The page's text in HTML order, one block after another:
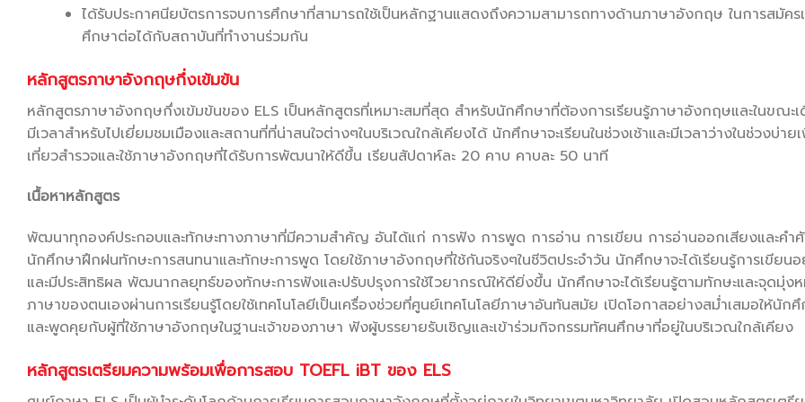
ได้รับประกาศนียบัตรการจบการศึกษาที่สามารถใช้เป็นหลักฐานแสดงถึงความสามารถทางด้านภาษาอังกฤษ ในการสมัคร
ศึกษาต่อได้กับสถาบันที่ทำงานร่วมกัน
หลักสูตรภาษาอังกฤษกึ่งเข้มข้น
หลักสูตรภาษาอังกฤษกึ่งเข้มข้นของ ELS เป็นหลักสูตรที่เหมาะสมที่สุด สำหรับนักศึกษาที่ต้องการเรียนรู้ภาษาอังกฤษและในขณะ
มีเวลาสำหรับไปเยี่ยมชมเมืองและสถานที่ที่น่าสนใจต่างๆในบริเวณใกล้เคียงได้ นักศึกษาจะเรียนในช่วงเช้าและมีเวลาว่างในช่วงบ่าย
เที่ยวสำรวจและใช้ภาษาอังกฤษที่ได้รับการพัฒนาให้ดีขึ้น เรียนสัปดาห์ละ 20 คาบ คาบละ 50 นาที
เนื้อหาหลักสูตร
พัฒนาทุกองค์ประกอบและทักษะทางภาษาที่มีความสำคัญ อันได้แก่ การฟัง การพูด การอ่าน การเขียน การอ่านออกเสียงและคำ
นักศึกษาฝึกฝนทักษะการสนทนาและทักษะการพูด โดยใช้ภาษาอังกฤษที่ใช้กันจริงๆในชีวิตประจำวัน นักศึกษาจะได้เรียนรู้การเขียน
และมีประสิทธิผล พัฒนากลยุทธ์ของทักษะการฟังและปรับปรุงการใช้ไวยากรณ์ให้ดียิ่งขึ้น นักศึกษาจะได้เรียนรู้ตามทักษะและจุดมุ่ง
ภาษาของตนเองผ่านการเรียนรู้โดยใช้เทคโนโลยีเป็นเครื่องช่วยที่ศูนย์เทคโนโลยีภาษาอันทันสมัย เปิดโอกาสอย่างสม่ำเสมอให้นัก
และพูดคุยกับผู้ที่ใช้ภาษาอังกฤษในฐานะเจ้าของภาษา ฟังผู้บรรยายรับเชิญและเข้าร่วมกิจกรรมทัศนศึกษาที่อยู่ในบริเวณใกล้เคียง
หลักสูตรเตรียมความพร้อมเพื่อการสอบ TOEFL iBT ของ ELS